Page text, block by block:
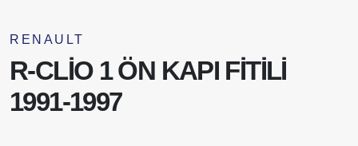
RENAULT
R-CLİO 1 ÖN KAPI FİTİLİ
1991-1997